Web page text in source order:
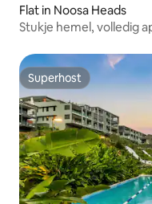
Flat in Noosa Heads
Stukje hemel, volledig
Superhost
Superhost